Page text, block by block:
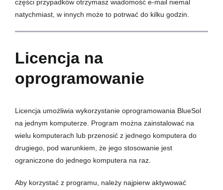
części przypadków otrzymasz wiadomość e-mail niemal
natychmiast, w innych może to potrwać do kilku godzin.
Licencja na
oprogramowanie
Licencja umożliwia wykorzystanie oprogramowania BlueSol
na jednym komputerze. Program można zainstalować na
wielu komputerach lub przenosić z jednego komputera do
drugiego, pod warunkiem, że jego stosowanie jest
ograniczone do jednego komputera na raz.
Aby korzystać z programu, należy najpierw aktywować